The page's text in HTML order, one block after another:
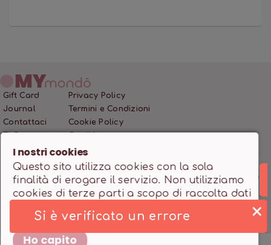
Gift Card
Journal
Contattaci
Privacy Policy
Termini e Condizioni
Cookie Policy
MONDO SSD SRL • P.IVA 12466200966 • Capitale Sociale
10.000,00 €
Powered by milanowebdesignstudio.it
Si è verificato un errore
I nostri cookies
Questo sito utilizza cookies con la sola
finalità di erogare il servizio. Non utilizziamo
cookies di terze parti a scopo di raccolta dati
pagina
Cookie Policy
Ho capito